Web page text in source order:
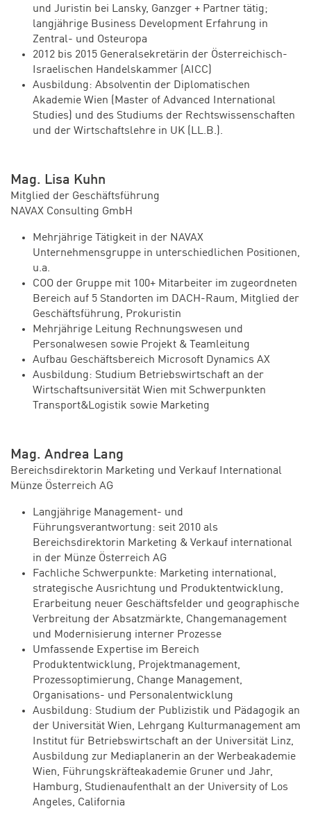
und Juristin bei Lansky, Ganzger + Partner tätig;
langjährige Business Development Erfahrung in
Zentral- und Osteuropa
2012 bis 2015 Generalsekretärin der Österreichisch-
Israelischen Handelskammer (AICC)
Ausbildung: Absolventin der Diplomatischen
Akademie Wien (Master of Advanced International
Studies) und des Studiums der Rechtswissenschaften
und der Wirtschaftslehre in UK (LL.B.).
Mag. Lisa Kuhn
Mitglied der Geschäftsführung
NAVAX Consulting GmbH
Mehrjährige Tätigkeit in der NAVAX
Unternehmensgruppe in unterschiedlichen Positionen,
u.a.
COO der Gruppe mit 100+ Mitarbeiter im zugeordneten
Bereich auf 5 Standorten im DACH-Raum, Mitglied der
Geschäftsführung, Prokuristin
Mehrjährige Leitung Rechnungswesen und
Personalwesen sowie Projekt & Teamleitung
Aufbau Geschäftsbereich Microsoft Dynamics AX
Ausbildung: Studium Betriebswirtschaft an der
Wirtschaftsuniversität Wien mit Schwerpunkten
Transport&Logistik sowie Marketing
Mag. Andrea Lang
Bereichsdirektorin Marketing und Verkauf International
Münze Österreich AG
Langjährige Management- und
Führungsverantwortung: seit 2010 als
Bereichsdirektorin Marketing & Verkauf international
in der Münze Österreich AG
Fachliche Schwerpunkte: Marketing international,
strategische Ausrichtung und Produktentwicklung,
Erarbeitung neuer Geschäftsfelder und geographische
Verbreitung der Absatzmärkte, Changemanagement
und Modernisierung interner Prozesse
Umfassende Expertise im Bereich
Produktentwicklung, Projektmanagement,
Prozessoptimierung, Change Management,
Organisations- und Personalentwicklung
Ausbildung: Studium der Publizistik und Pädagogik an
der Universität Wien, Lehrgang Kulturmanagement am
Institut für Betriebswirtschaft an der Universität Linz,
Ausbildung zur Mediaplanerin an der Werbeakademie
Wien, Führungskräfteakademie Gruner und Jahr,
Hamburg, Studienaufenthalt an der University of Los
Angeles, California